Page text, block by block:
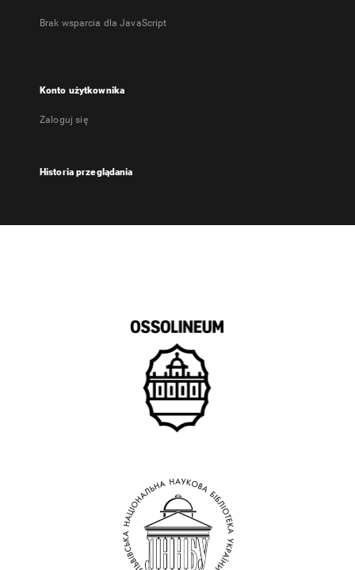
Brak wsparcia dla JavaScript
Konto użytkownika
Zaloguj się
Historia przeglądania